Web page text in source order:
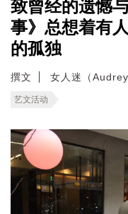
致曾经的遗憾
事》总想着有
的孤独
撰文 女人迷（Audrey
艺文活动